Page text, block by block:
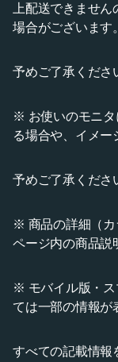
上配送できませ
場合がございます。
予めご了承くださ
※ お使いのモニタ
る場合や、イメー
予めご了承くださ
※ 商品の詳細（カ
ページ内の商品説
※ モバイル版・ス
ては一部の情報が
すべての記載情報